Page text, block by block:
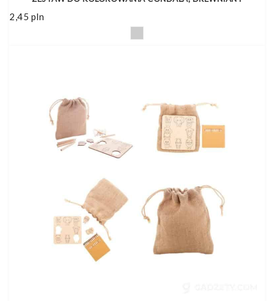
2,45 pln